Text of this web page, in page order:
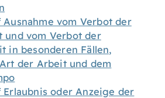
vom Verbot der
und vom Verbot der
in besonderen Fällen,
der Arbeit und dem
oder Anzeige der